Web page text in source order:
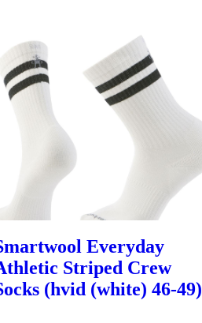
Everyday
Striped Crew
(hvid (white) 46-49)